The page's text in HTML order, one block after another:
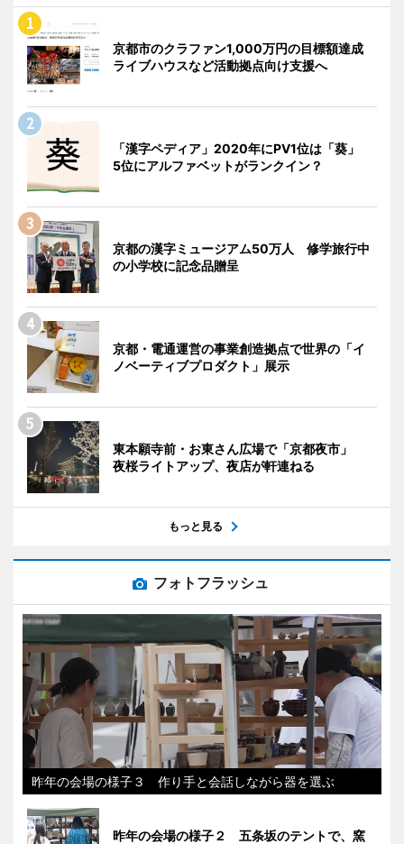
京都市のクラファン1,000万円の目標額達成
ライブハウスなど活動拠点向け支援へ
「漢字ペディア」2020年にPV1位は「葵」
5位にアルファベットがランクイン？
京都の漢字ミュージアム50万人 修学旅行中
の小学校に記念品贈呈
京都・電通運営の事業創造拠点で世界の「イ
ノベーティブプロダクト」展示
東本願寺前・お東さん広場で「京都夜市」
夜桜ライトアップ、夜店が軒連ねる
もっと見る
フォトフラッシュ
昨年の会場の様子３ 作り手と会話しながら器を選ぶ
昨年の会場の様子２ 五条坂のテントで、窯